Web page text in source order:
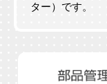
ター）です。